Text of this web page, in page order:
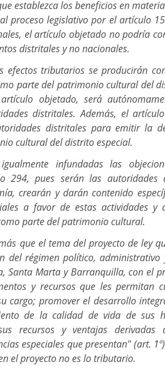
establezca los beneficios en
proceso legislativo por el artículo
el artículo objetado no podría
distritales y no nacionales.
efectos tributarios se producirán
parte del patrimonio cultural del
objetado, será
distritales. Además, el
distritales para emitir la
cultural del distrito especial.
infundadas las
294, pues serán las autoridades
crearán y darán contenido
a favor de estas actividades y
parte del patrimonio cultural.
que el tema del proyecto de ley
del régimen político,
Santa Marta y Barranquilla, con el
y recursos que les permitan
cargo; promover el desarrollo
de la calidad de vida de sus
recursos y ventajas derivadas
especiales que presentan" (art.
el proyecto no es lo tributario.